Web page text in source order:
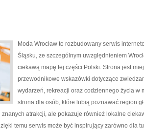
Moda Wrocław to rozbudowany serwis
Śląsku, ze szczególnym uwzględnieniem
ciekawą mapę tej części Polski. Strona jest
przewodnikowe wskazówki dotyczące
wydarzeń, rekreacji oraz codziennego życia w
strona dla osób, które lubią poznawać region
znanych atrakcji, ale pokazuje również lokalne
temu serwis może być inspirujący zarówno dla